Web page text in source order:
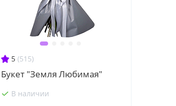
5 (515)
Букет "Земля Любимая"
В наличии